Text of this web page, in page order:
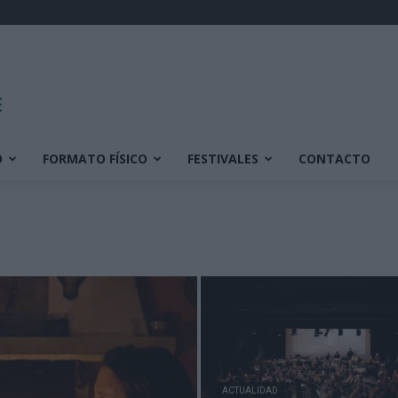
FORMATO FÍSICO FESTIVALES CONTACTO
ACTUALIDAD